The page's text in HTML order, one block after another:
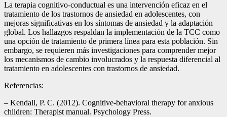
La terapia cognitivo-conductual es una intervención eficaz en el
tratamiento de los trastornos de ansiedad en adolescentes, con
mejoras significativas en los síntomas de ansiedad y la adaptación
global. Los hallazgos respaldan la implementación de la TCC como
una opción de tratamiento de primera línea para esta población. Sin
embargo, se requieren más investigaciones para comprender mejor
los mecanismos de cambio involucrados y la respuesta diferencial al
tratamiento en adolescentes con trastornos de ansiedad.
Referencias:
– Kendall, P. C. (2012). Cognitive-behavioral therapy for anxious
children: Therapist manual. Psychology Press.